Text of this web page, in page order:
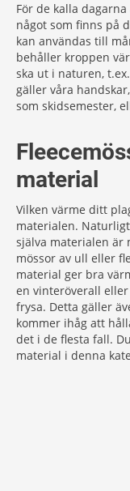
För de kalla
något som finns på
kan användas till
behåller kroppen
ska ut i naturen,
gäller våra
som skidsemester,
material
Vilken värme ditt
materialen.
själva materialen är
mössor av ull eller
material ger bra
en vinteröverall
frysa. Detta gäller
kommer ihåg att
det i de flesta fall.
material i denna